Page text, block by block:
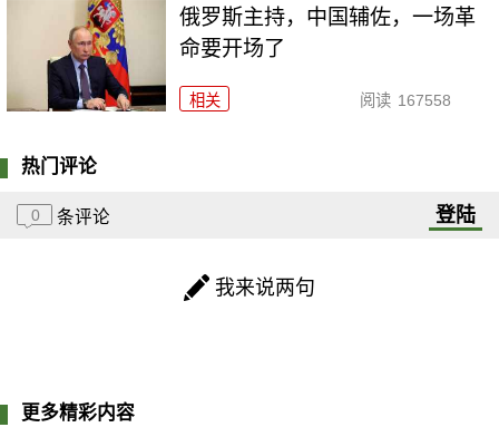
俄罗斯主持，中国辅佐，一场革
命要开场了
相关 阅读 167558
热门评论
0 条评论 登陆
我来说两句
更多精彩内容